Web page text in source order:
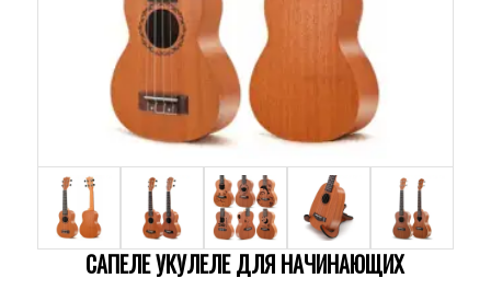
САПЕЛЕ УКУЛЕЛЕ ДЛЯ НАЧИНАЮЩИХ